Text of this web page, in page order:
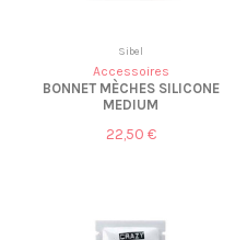
Sibel
Accessoires
BONNET MÈCHES SILICONE
MEDIUM
22,50 €